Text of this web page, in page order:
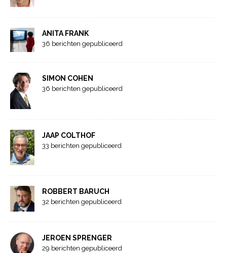
ANITA FRANK
36 berichten gepubliceerd
SIMON COHEN
36 berichten gepubliceerd
JAAP COLTHOF
33 berichten gepubliceerd
ROBBERT BARUCH
32 berichten gepubliceerd
JEROEN SPRENGER
29 berichten gepubliceerd